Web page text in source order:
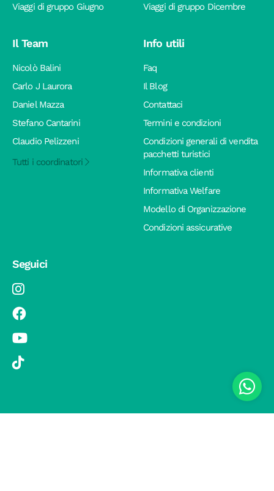
Viaggi di gruppo Giugno
Viaggi di gruppo Dicembre
Il Team
Nicolò Balini
Carlo J Laurora
Daniel Mazza
Stefano Cantarini
Claudio Pelizzeni
Tutti i coordinatori
Info utili
Faq
Il Blog
Contattaci
Termini e condizioni
Condizioni generali di vendita
pacchetti turistici
Informativa clienti
Informativa Welfare
Modello di Organizzazione
Condizioni assicurative
Seguici